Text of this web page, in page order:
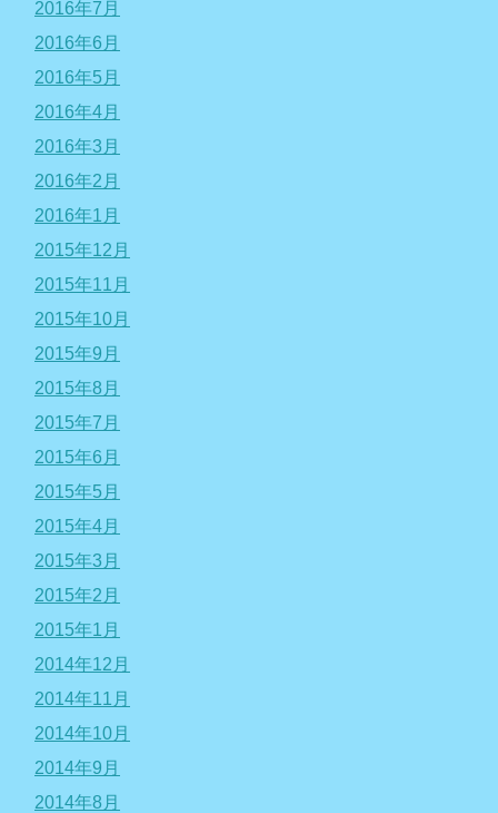
2016年7月
2016年6月
2016年5月
2016年4月
2016年3月
2016年2月
2016年1月
2015年12月
2015年11月
2015年10月
2015年9月
2015年8月
2015年7月
2015年6月
2015年5月
2015年4月
2015年3月
2015年2月
2015年1月
2014年12月
2014年11月
2014年10月
2014年9月
2014年8月